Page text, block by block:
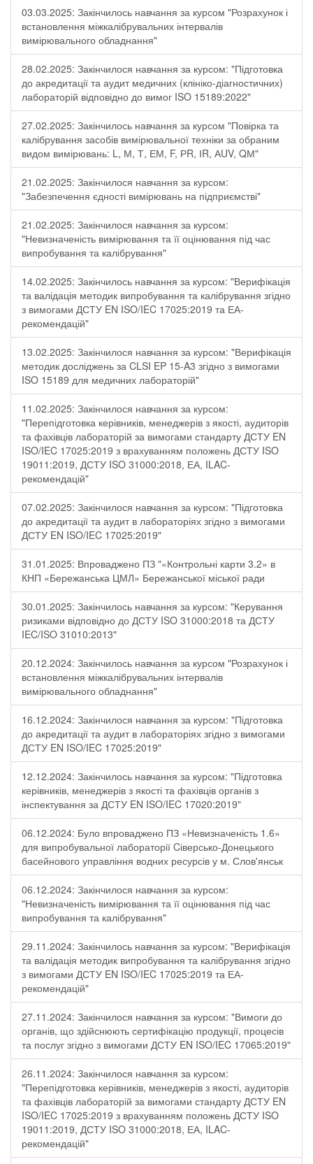
03.03.2025: Закінчилось навчання за курсом "Розрахунок і
встановлення міжкалібрувальних інтервалів
вимірювального обладнання"
28.02.2025: Закінчилося навчання за курсом: "Підготовка
до акредитації та аудит медичних (клініко-діагностичних)
лабораторій відповідно до вимог ISO 15189:2022"
27.02.2025: Закінчилось навчання за курсом "Повірка та
калібрування засобів вимірювальної техніки за обраним
видом вимірювань: L, М, Т, ЕМ, F, РR, ІR, АUV, QМ"
21.02.2025: Закінчилося навчання за курсом:
"Забезпечення єдності вимірювань на підприємстві"
21.02.2025: Закінчилося навчання за курсом:
"Невизначеність вимірювання та її оцінювання під час
випробування та калібрування"
14.02.2025: Закінчилось навчання за курсом: "Верифікація
та валідація методик випробування та калібрування згідно
з вимогами ДСТУ EN ISO/IEC 17025:2019 та ЕА-
рекомендацій"
13.02.2025: Закінчилося навчання за курсом: "Верифікація
методик досліджень за CLSI EP 15-A3 згідно з вимогами
ISO 15189 для медичних лабораторій"
11.02.2025: Закінчилося навчання за курсом:
"Перепідготовка керівників, менеджерів з якості, аудиторів
та фахівців лабораторій за вимогами стандарту ДСТУ EN
ISO/IEC 17025:2019 з врахуванням положень ДСТУ ISO
19011:2019, ДСТУ ISO 31000:2018, ЕА, ILAC-
рекомендацій"
07.02.2025: Закінчилося навчання за курсом: "Підготовка
до акредитації та аудит в лабораторіях згідно з вимогами
ДСТУ EN ISO/IEC 17025:2019"
31.01.2025: Впроваджено ПЗ "«Контрольні карти 3.2» в
КНП «Бережанська ЦМЛ» Бережанської міської ради
30.01.2025: Закінчилось навчання за курсом: "Керування
ризиками відповідно до ДСТУ ISO 31000:2018 та ДСТУ
IEC/ISO 31010:2013"
20.12.2024: Закінчилось навчання за курсом "Розрахунок і
встановлення міжкалібрувальних інтервалів
вимірювального обладнання"
16.12.2024: Закінчилося навчання за курсом: "Підготовка
до акредитації та аудит в лабораторіях згідно з вимогами
ДСТУ EN ISO/IEC 17025:2019"
12.12.2024: Закінчилось навчання за курсом: "Підготовка
керівників, менеджерів з якості та фахівців органів з
інспектування за ДСТУ EN ISO/IEC 17020:2019"
06.12.2024: Було впроваджено ПЗ «Невизначеність 1.6»
для випробувальної лабораторії Cіверсько-Донецького
басейнового управління водних ресурсів у м. Слов'янськ
06.12.2024: Закінчилося навчання за курсом:
"Невизначеність вимірювання та її оцінювання під час
випробування та калібрування"
29.11.2024: Закінчилось навчання за курсом: "Верифікація
та валідація методик випробування та калібрування згідно
з вимогами ДСТУ EN ISO/IEC 17025:2019 та ЕА-
рекомендацій"
27.11.2024: Закінчилося навчання за курсом: "Вимоги до
органів, що здійснюють сертифікацію продукції, процесів
та послуг згідно з вимогами ДСТУ EN ISO/IEC 17065:2019"
26.11.2024: Закінчилося навчання за курсом:
"Перепідготовка керівників, менеджерів з якості, аудиторів
та фахівців лабораторій за вимогами стандарту ДСТУ EN
ISO/IEC 17025:2019 з врахуванням положень ДСТУ ISO
19011:2019, ДСТУ ISO 31000:2018, ЕА, ILAC-
рекомендацій"